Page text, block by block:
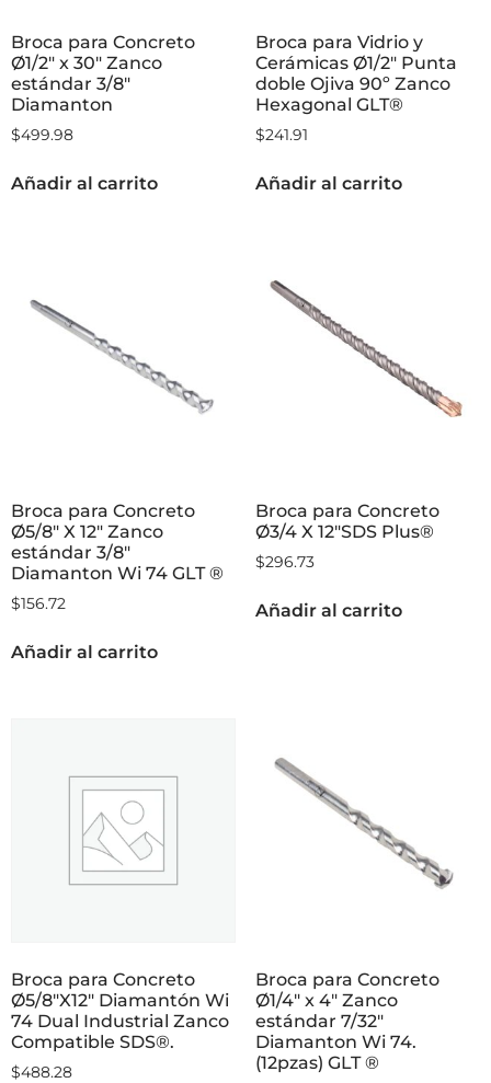
Broca para Concreto
Ø1/2″ x 30″ Zanco
estándar 3/8″
Diamanton
$499.98
Añadir al carrito
Broca para Vidrio y
Cerámicas Ø1/2″ Punta
doble Ojiva 90º Zanco
Hexagonal GLT®
$241.91
Añadir al carrito
Broca para Concreto
Ø5/8″ X 12″ Zanco
estándar 3/8″
Diamanton Wi 74 GLT ®
$156.72
Añadir al carrito
Broca para Concreto
Ø3/4 X 12″SDS Plus®
$296.73
Añadir al carrito
Broca para Concreto
Ø5/8″X12″ Diamantón Wi
74 Dual Industrial Zanco
Compatible SDS®.
$488.28
Broca para Concreto
Ø1/4″ x 4″ Zanco
estándar 7/32″
Diamanton Wi 74.
(12pzas) GLT ®